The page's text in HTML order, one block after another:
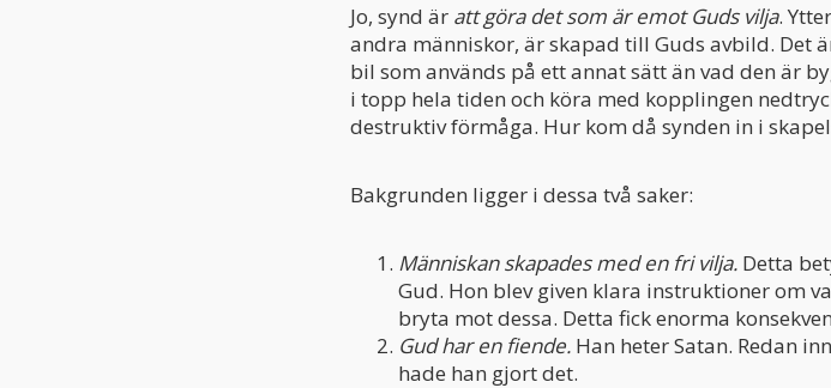
Jo, synd är att göra det som är emot Guds vilja.
andra människor, är skapad till Guds avbild. Det
bil som används på ett annat sätt än vad den är
i topp hela tiden och köra med kopplingen
destruktiv förmåga. Hur kom då synden in i
Bakgrunden ligger i dessa två saker:
Människan skapades med en fri vilja. Detta
Gud. Hon blev given klara instruktioner om
bryta mot dessa. Detta fick enorma
Gud har en fiende. Han heter Satan. Redan
hade han gjort det.